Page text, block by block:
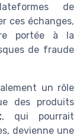
de
ces échanges,
portée à la
de fraude
un rôle
des produits
, qui pourrait
devienne une